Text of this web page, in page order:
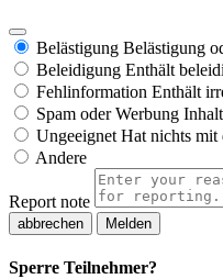
Belästigung Belästigung
Beleidigung Enthält
Fehlinformation Enthält
Spam oder Werbung
Ungeeignet Hat nichts mit
Andere
Report note
Melden
Sperre Teilnehmer?